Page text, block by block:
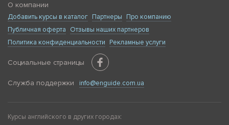
О компании
Добавить курсы в каталог Партнеры
Про компанию
Публичная оферта
Отзывы наших партнеров
Политика конфиденциальности
Рекламные услуги
Социальные страницы
Служба поддержки info@enguide.com.ua
Курсы английского в других городах: